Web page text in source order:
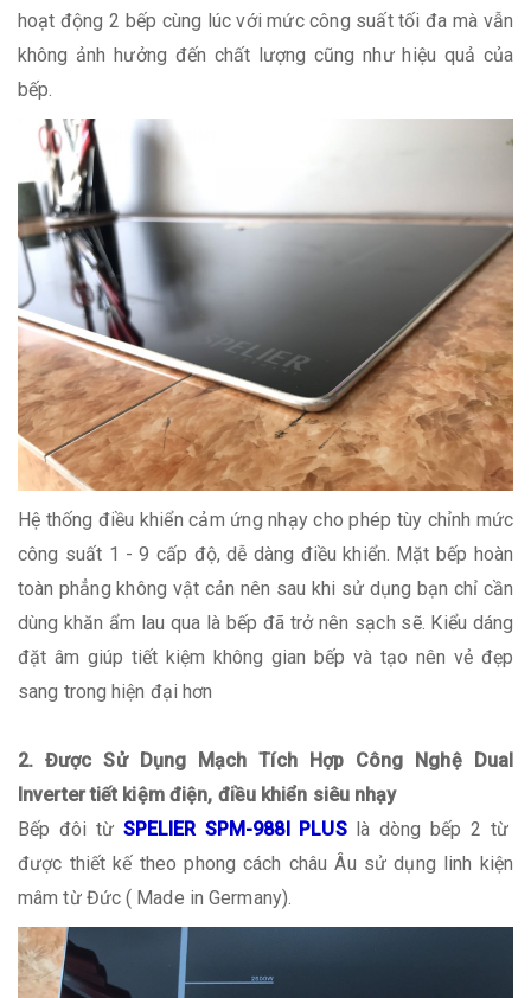
hoạt động 2 bếp cùng lúc với mức công suất tối đa mà vẫn
không ảnh hưởng đến chất lượng cũng như hiệu quả của
bếp.
Hệ thống điều khiển cảm ứng nhạy cho phép tùy chỉnh mức
công suất 1 - 9 cấp độ, dễ dàng điều khiển. Mặt bếp hoàn
toàn phẳng không vật cản nên sau khi sử dụng bạn chỉ cần
dùng khăn ẩm lau qua là bếp đã trở nên sạch sẽ. Kiểu dáng
đặt âm giúp tiết kiệm không gian bếp và tạo nên vẻ đẹp
sang trong hiện đại hơn
2. Được Sử Dụng Mạch Tích Hợp Công Nghệ Dual
Inverter tiết kiệm điện, điều khiển siêu nhạy
Bếp đôi từ SPELIER SPM-988I PLUSlà dòng bếp 2 từ
được thiết kế theo phong cách châu Âu sử dụng linh kiện
mâm từ Đức ( Made in Germany).